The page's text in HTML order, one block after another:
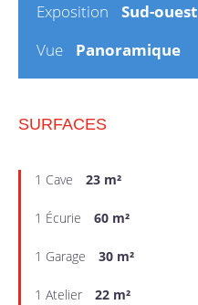
Exposition
Sud-ouest
Vue
Panoramique
SURFACES
1 Cave 23 m²
1 Écurie 60 m²
1 Garage 30 m²
1 Atelier 22 m²